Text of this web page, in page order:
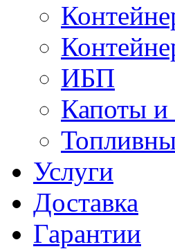
ИБП
Капоты
Услуги
Доставка
Гарантии